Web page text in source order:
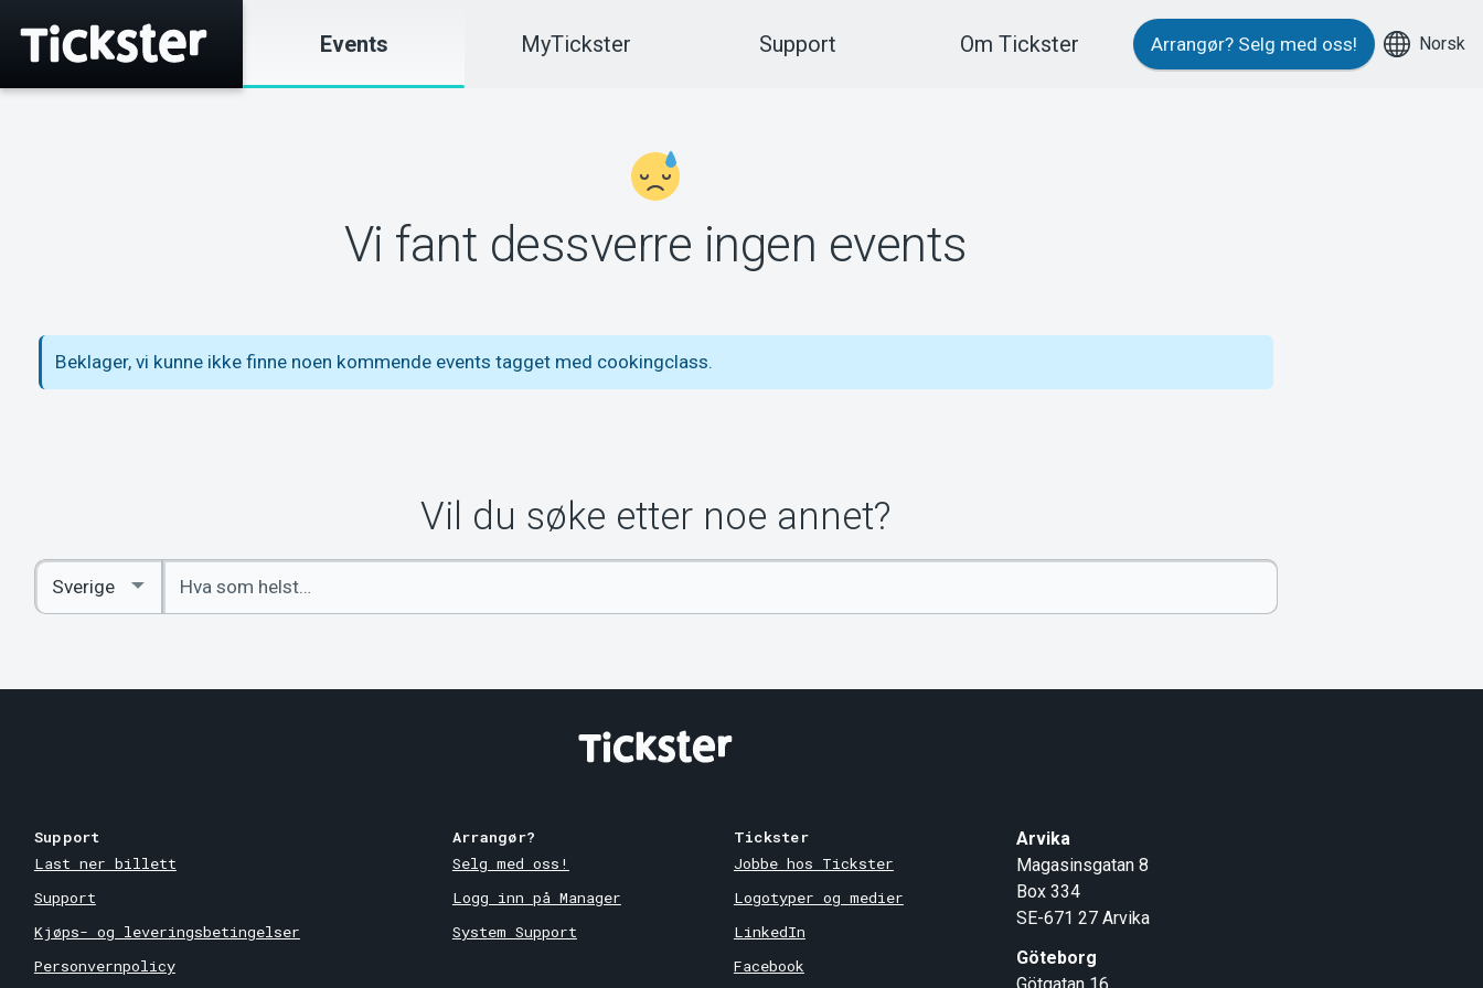
Events MyTickster Support Om Tickster Arrangør? Selg med oss! Norsk
Vi fant dessverre ingen events
Beklager, vi kunne ikke finne noen kommende events tagget med cookingclass.
Vil du søke etter noe annet?
Angi
nøkkelord
Select
Country
Support
Last ner billett
Support
Kjøps- og leveringsbetingelser
Personvernpolicy
Arrangør?
Selg med oss!
Logg inn på Manager
System Support
Tickster
Jobbe hos Tickster
Logotyper og medier
LinkedIn
Facebook
Arvika
Magasinsgatan 8
Box 334
SE-671 27 Arvika
Göteborg